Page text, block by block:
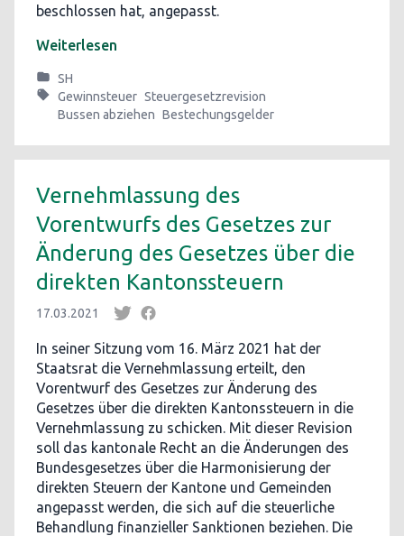
beschlossen hat, angepasst.
Weiterlesen
SH
Gewinnsteuer Steuergesetzrevision
Bussen abziehen Bestechungsgelder
Vernehmlassung des
Vorentwurfs des Gesetzes zur
Änderung des Gesetzes über die
direkten Kantonssteuern
17.03.2021
In seiner Sitzung vom 16. März 2021 hat der
Staatsrat die Vernehmlassung erteilt, den
Vorentwurf des Gesetzes zur Änderung des
Gesetzes über die direkten Kantonssteuern in die
Vernehmlassung zu schicken. Mit dieser Revision
soll das kantonale Recht an die Änderungen des
Bundesgesetzes über die Harmonisierung der
direkten Steuern der Kantone und Gemeinden
angepasst werden, die sich auf die steuerliche
Behandlung finanzieller Sanktionen beziehen. Die